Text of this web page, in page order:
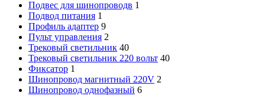
Подвес для шинопроводв 1
Подвод питания 1
Профиль адаптер 9
Пульт управления 2
Трековый светильник 40
Трековый светильник 220 вольт 40
Фиксатор 1
Шинопровод магнитный 220V 2
Шинопровод однофазный 6